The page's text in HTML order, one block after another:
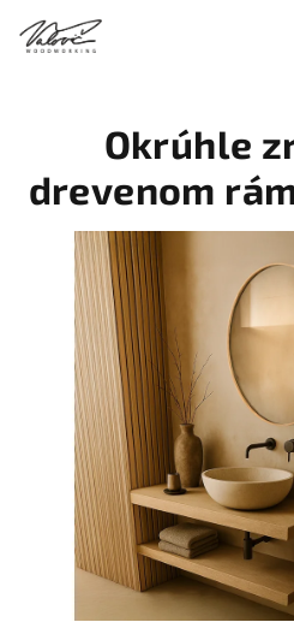
obsah
Okrúhle
drevenom